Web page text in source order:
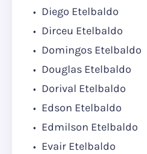
Diego Etelbaldo
Dirceu Etelbaldo
Domingos Etelbaldo
Douglas Etelbaldo
Dorival Etelbaldo
Edson Etelbaldo
Edmilson Etelbaldo
Evair Etelbaldo